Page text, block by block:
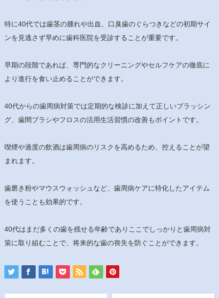
特に40代では歯茎の腫れや出血、口臭歯のぐらつきなどの初期サイ
ンを見逃さず早めに歯科医院を受診することが重要です。
早期の段階であれば、専門的なクリーニングやセルフケアの徹底に
より進行を食い止めることができます。
40代からの歯周病対策では定期的な検診に加えて正しいブラッシン
グ、歯間ブラシやフロスの活用生活習慣の改善もポイントです。
喫煙や過度の飲酒は歯周病のリスクを高めるため、控えることが望
まれます。
歯磨き粉やマウスウォッシュなど、歯周病ケアに特化したアイテム
を使うことも効果的です。
40代はまだ多くの歯を残せる年齢でありここでしっかりと歯周病対
策に取り組むことで、将来的な歯の喪失を防ぐことができます。